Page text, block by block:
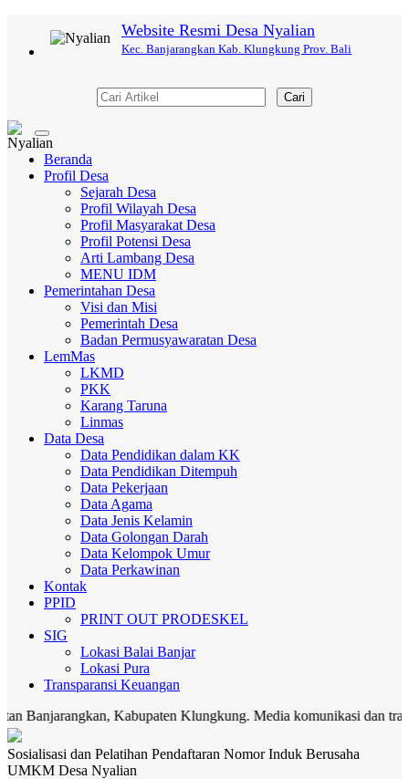
Website Resmi Desa Nyalian
Kec. Banjarangkan Kab. Klungkung Prov. Bali
Cari
Toggle
navigation
Beranda
Profil Desa
Sejarah Desa
Profil Wilayah Desa
Profil Masyarakat Desa
Profil Potensi Desa
Arti Lambang Desa
MENU IDM
Pemerintahan Desa
Visi dan Misi
Pemerintah Desa
Badan Permusyawaratan Desa
LemMas
LKMD
PKK
Karang Taruna
Linmas
Data Desa
Data Pendidikan dalam KK
Data Pendidikan Ditempuh
Data Pekerjaan
Data Agama
Data Jenis Kelamin
Data Golongan Darah
Data Kelompok Umur
Data Perkawinan
Kontak
PPID
PRINT OUT PRODESKEL
SIG
Lokasi Balai Banjar
Lokasi Pura
Transparansi Keuangan
Kabupaten Klungkung. Media komunikasi dan
Sosialisasi dan Pelatihan Pendaftaran Nomor Induk Berusaha
UMKM Desa Nyalian